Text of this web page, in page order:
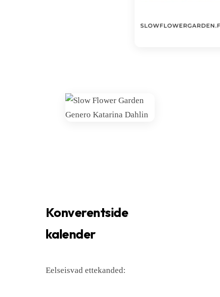
Konverentside
kalender
Eelseisvad ettekanded: